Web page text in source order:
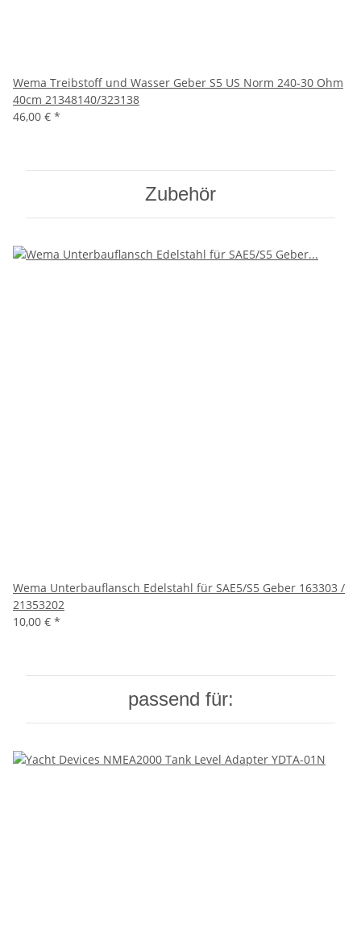
Wema Treibstoff und Wasser Geber S5 US Norm 240-30 Ohm
40cm 21348140/323138
46,00 € *
Zubehör
Wema Unterbauflansch Edelstahl für SAE5/S5 Geber 163303 /
21353202
10,00 € *
passend für: